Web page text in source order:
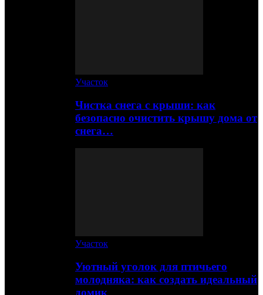
Участок
Чистка снега с крыши: как
безопасно очистить крышу дома от
снега…
Участок
Уютный уголок для птичьего
молодняка: как создать идеальный
домик